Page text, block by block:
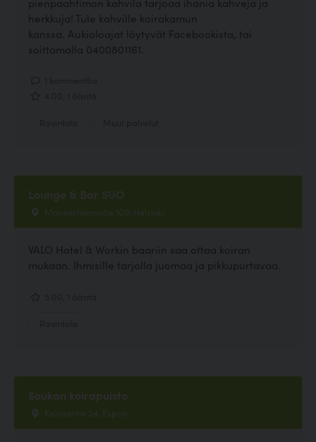
herkkuja! Tule kahville koirakamun
kanssa. Aukioloajat löytyvät Facebookista, tai
soittamalla 0400801161.
Lounge & Bar SUO
Mannerheimintie 109, Helsinki
VALO Hotel & Workin baariin saa ottaa koiran
mukaan. Ihmisille tarjolla juomaa ja pikkupurtavaa.
Soukan koirapuisto
Kaitaantie 24, Espoo